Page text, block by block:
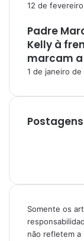
12 de
Padre
Kelly à
marcam
1 de janeiro de
Somente os
não refletem a